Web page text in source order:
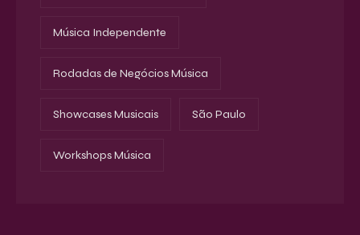
Música Independente
Rodadas de Negócios Música
Showcases Musicais São Paulo
Workshops Música